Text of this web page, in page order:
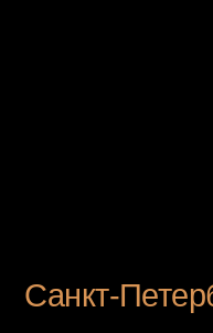
Санкт-